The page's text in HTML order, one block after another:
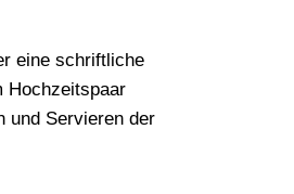
eine schriftliche
Hochzeitspaar
und Servieren der